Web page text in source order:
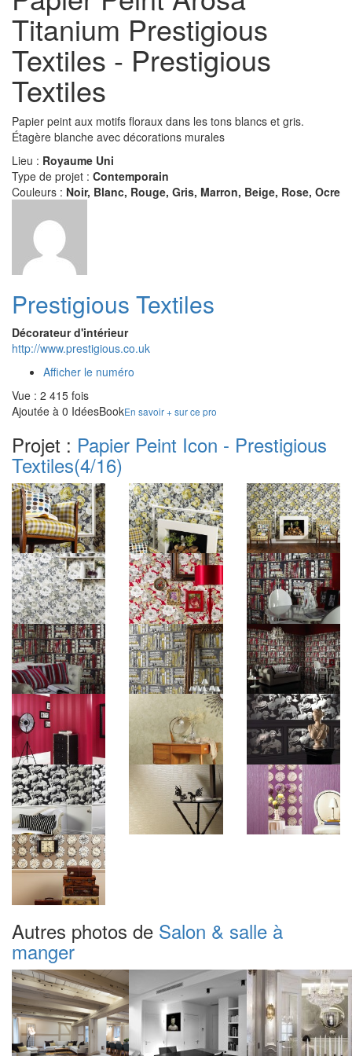
Titanium Prestigious
Textiles - Prestigious
Textiles
Papier peint aux motifs floraux dans les tons blancs et gris.
Étagère blanche avec décorations murales
Lieu : Royaume Uni
Type de projet : Contemporain
Couleurs : Noir, Blanc, Rouge, Gris, Marron, Beige, Rose, Ocre
Prestigious Textiles
Décorateur d'intérieur
http://www.prestigious.co.uk
Afficher le numéro
Vue : 2 415 fois
Ajoutée à 0 IdéesBookEn savoir + sur ce pro
Projet : Papier Peint Icon - Prestigious
Textiles(4/16)
Autres photos de Salon & salle à
manger